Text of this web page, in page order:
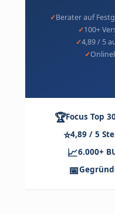
Berater auf
100+
4,89 / 5
🏆Focus Top
⭐4,89 / 5
📈6.000+
📅